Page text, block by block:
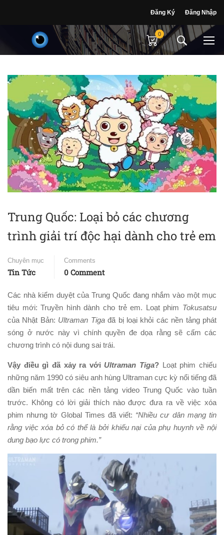
Đăng Ký Đăng Nhập
0
Trung Quốc: Loại bỏ các chương
trình giải trí độc hại dành cho trẻ em
Chuyên mục
Tin Tức
Comments
0 Comment
Các nhà kiểm duyệt của Trung Quốc đang nhắm vào một mục
tiêu mới: Truyền hình dành cho trẻ em. Loạt phim Tokusatsu
của Nhật Bản: Ultraman Tigađã bị loại khỏi các nền tảng phát
sóng ở nước này vì chính quyền đe dọa rằng sẽ cấm các
chương trình có nội dung sai trái.
Vậy điều gì đã xảy ra với Ultraman Tiga? Loạt phim chiếu
những năm 1990 có siêu anh hùng Ultraman cực kỳ nổi tiếng đã
dần biến mất trên các nền tảng video Trung Quốc vào tuần
trước. Không có lời giải thích nào được đưa ra về việc xóa
phim nhưng tờ Global Times đã viết: “Nhiều cư dân mạng tin
rằng việc xóa bỏ có thể là bởi khiếu nại của phụ huynh về nội
dung bạo lực có trong phim.”